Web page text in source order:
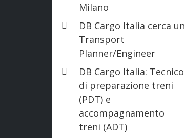
Milano
DB Cargo Italia cerca un
Transport
Planner/Engineer
DB Cargo Italia: Tecnico
di preparazione treni
(PDT) e
accompagnamento
treni (ADT)